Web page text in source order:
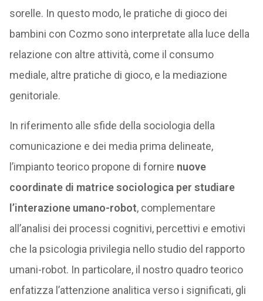
sorelle. In questo modo, le pratiche di gioco dei
bambini con Cozmo sono interpretate alla luce della
relazione con altre attività, come il consumo
mediale, altre pratiche di gioco, e la mediazione
genitoriale.
In riferimento alle sfide della sociologia della
comunicazione e dei media prima delineate,
l’impianto teorico propone di fornire nuove
coordinate di matrice sociologica per studiare
l’interazione umano-robot, complementare
all’analisi dei processi cognitivi, percettivi e emotivi
che la psicologia privilegia nello studio del rapporto
umani-robot. In particolare, il nostro quadro teorico
enfatizza l’attenzione analitica verso i significati, gli